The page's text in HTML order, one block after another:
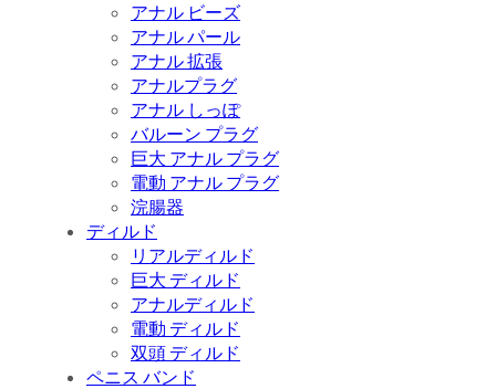
アナル ビーズ
アナル パール
アナル 拡張
アナルプラグ
アナル しっぽ
バルーン プラグ
巨大 アナル プラグ
電動 アナル プラグ
浣腸器
ディルド
リアルディルド
巨大 ディルド
アナルディルド
電動 ディルド
双頭 ディルド
ペニス バンド